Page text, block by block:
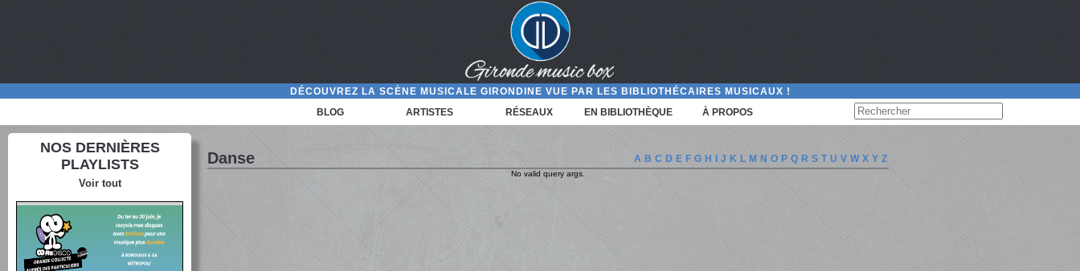
DÉCOUVREZ LA SCÈNE MUSICALE GIRONDINE VUE PAR LES BIBLIOTHÉCAIRES MUSICAUX !
BLOG
ARTISTES RÉSEAUX EN BIBLIOTHÈQUE À PROPOS
NOS DERNIÈRES
PLAYLISTS
Voir tout
Danse A B C D E F G H I J K L M N O P Q R S T U V W X Y Z
No valid query args.